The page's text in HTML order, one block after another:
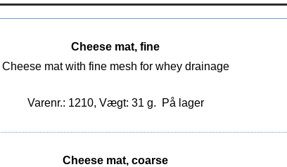
Cheese mat, fine
Cheese mat with fine mesh for whey drainage
Varenr.: 1210, Vægt: 31 g. På lager
Cheese mat, coarse